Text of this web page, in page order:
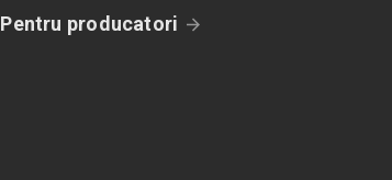
Pentru producatori